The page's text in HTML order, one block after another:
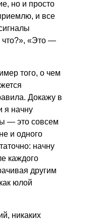
но и просто
и все
что?», «Это —
того, о чем
Докажу в
я начну
— это совсем
и одного
начну
каждого
другим
юлой
никаких